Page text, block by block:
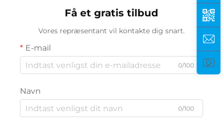
Få et gratis tilbud
Vores repræsentant vil kontakte dig snart.
E-mail
0/100
Navn
0/100